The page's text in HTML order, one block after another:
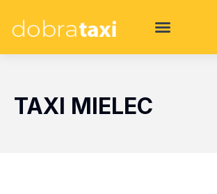
TAXI MIELEC